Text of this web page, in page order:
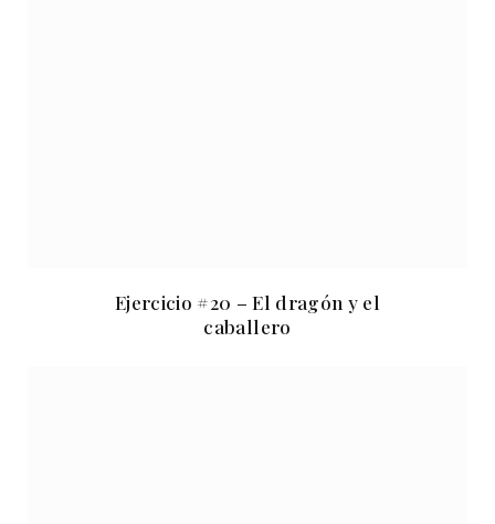
Ejercicio #20 – El dragón y el
caballero